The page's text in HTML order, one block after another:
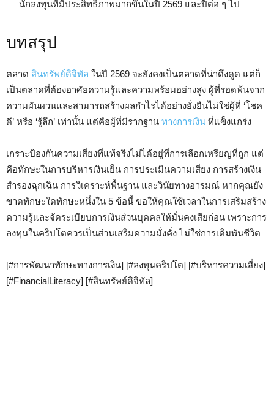
นักลงทุนที่มีประสิทธิภาพมากขึ้นในปี 2569 และปีต่อ ๆ ไป
บทสรุป
ตลาด สินทรัพย์ดิจิทัล ในปี 2569 จะยังคงเป็นตลาดที่น่าดึงดูด แต่ก็
เป็นตลาดที่ต้องอาศัยความรู้และความพร้อมอย่างสูง ผู้ที่รอดพ้นจาก
ความผันผวนและสามารถสร้างผลกำไรได้อย่างยั่งยืนไม่ใช่ผู้ที่ ‘โชค
ดี’ หรือ ‘รู้ลึก’ เท่านั้น แต่คือผู้ที่มีรากฐาน ทางการเงิน ที่แข็งแกร่ง
เกราะป้องกันความเสี่ยงที่แท้จริงไม่ได้อยู่ที่การเลือกเหรียญที่ถูก แต่
คือทักษะในการบริหารเงินเย็น การประเมินความเสี่ยง การสร้างเงิน
สำรองฉุกเฉิน การวิเคราะห์พื้นฐาน และวินัยทางอารมณ์ หากคุณยัง
ขาดทักษะใดทักษะหนึ่งใน 5 ข้อนี้ ขอให้คุณใช้เวลาในการเสริมสร้าง
ความรู้และจัดระเบียบการเงินส่วนบุคคลให้มั่นคงเสียก่อน เพราะการ
ลงทุนในคริปโตควรเป็นส่วนเสริมความมั่งคั่ง ไม่ใช่การเดิมพันชีวิต
[#การพัฒนาทักษะทางการเงิน] [#ลงทุนคริปโต] [#บริหารความเสี่ยง]
[#FinancialLiteracy] [#สินทรัพย์ดิจิทัล]